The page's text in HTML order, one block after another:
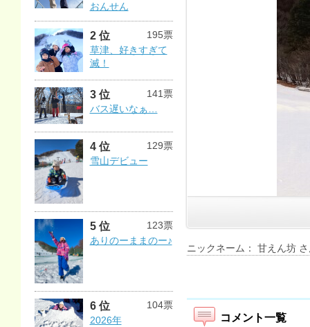
おんせん
2 位
195票
草津、好きすぎて
滅！
3 位
141票
バス遅いなぁ…
4 位
129票
雪山デビュー
5 位
123票
ありのーままのー♪
6 位
104票
2026年
ニックネーム： 甘えん坊
コメント一覧